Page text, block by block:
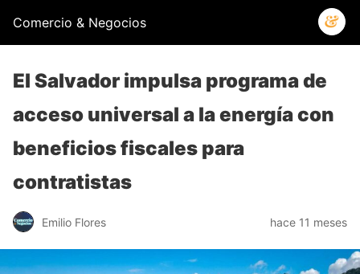
Comercio & Negocios
El Salvador impulsa programa de
acceso universal a la energía con
beneficios fiscales para
contratistas
Emilio Flores hace 11 meses